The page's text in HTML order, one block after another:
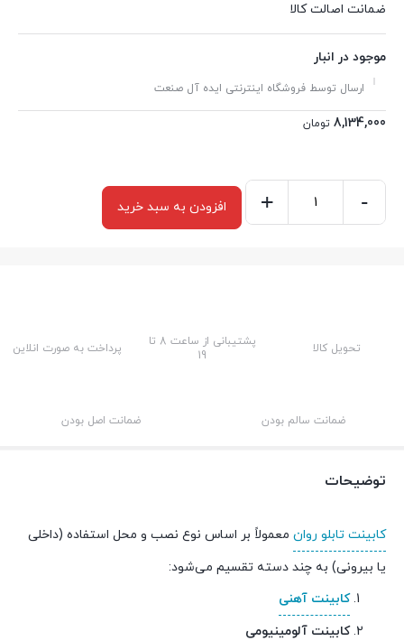
ضمانت اصالت کالا
موجود در انبار
ارسال توسط فروشگاه اینترنتی ایده آل صنعت
8,134,000 تومان
-
+ افزودن به سبد خرید
تحویل کالا
پشتیبانی از ساعت 8 تا
19
پرداخت به صورت انلاین
ضمانت سالم بودن ضمانت اصل بودن
توضیحات
کابینت تابلو روان معمولاً بر اساس نوع نصب و محل استفاده (داخلی
یا بیرونی) به چند دسته تقسیم می‌شود:
کابینت آهنی
کابینت آلومینیومی